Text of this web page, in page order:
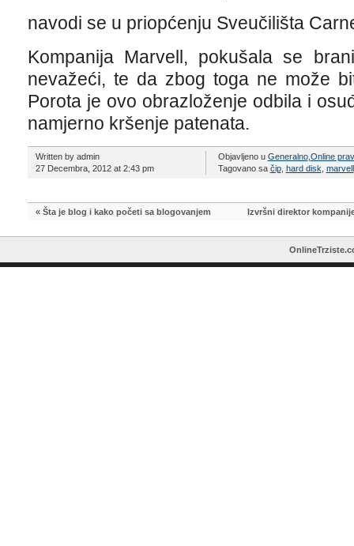
navodi se u priopćenju Sveučilišta
Kompanija Marvell, pokušala se
nevažeći, te da zbog toga ne može
Porota je ovo obrazloženje odbila i
namjerno kršenje patenata.
Written by admin
27 Decembra, 2012 at 2:43 pm
Objavljeno u Generalno, Online
Tagovano sa čip, hard disk marvell
« Šta je blog i kako početi sa blogovanjem Izvršni direktor